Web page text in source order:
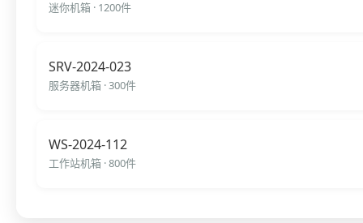
迷你机箱 · 1200件
SRV-2024-023
服务器机箱 · 300件
WS-2024-112
工作站机箱 · 800件